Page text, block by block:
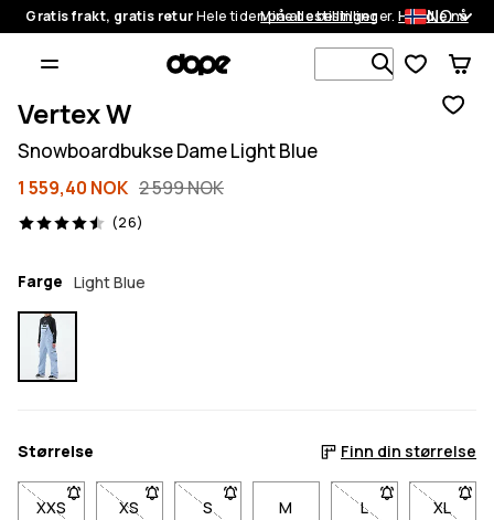
Gratis frakt, gratis returHele tiden på alle bestillinger.Handle nå
Mine bestillinger NO
Søk blant 1
Vertex W
Snowboardbukse Dame Light Blue
1 559,40 NOK 2 599 NOK
(26)
26 anmeldelser, 4.5/5
Farge Light Blue
Størrelse Finn din størrelse
XXS- Størrelse XXS er ikke tilgjengelig. Klikk for å bli varslet når
XS- Størrelse XS er ikke tilgjengelig. Klikk for å bli
S- Størrelse S er ikke tilgjengelig. Klikk
M L- Størrelse L er
XL
-